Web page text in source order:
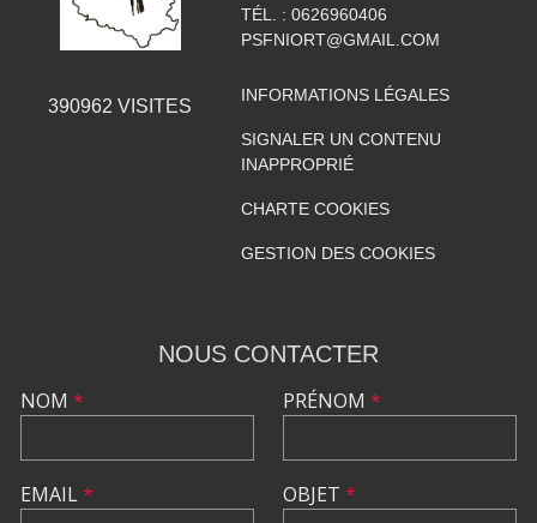
390962 VISITES
TÉL. : 0626960406
PSFNIORT@GMAIL.COM
INFORMATIONS LÉGALES
SIGNALER UN CONTENU
INAPPROPRIÉ
CHARTE COOKIES
GESTION DES COOKIES
NOUS CONTACTER
NOM *
EMAIL*
PRÉNOM *
OBJET *